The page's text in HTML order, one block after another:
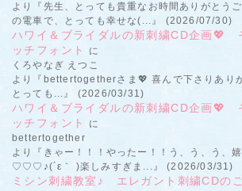
より『先生、とっても貴重なお時間ありがとう
の電車で、とっても幸せな(...』 (2026/07/30)
ハワイ＆ブライダルの新刺繍CD企画💖
ッチフォント
に
くろやなぎ えつこ
より『bettertogetherさま💖 喜んで下さりあり
とっても...』 (2026/03/31)
ハワイ＆ブライダルの新刺繍CD企画💖
ッチフォント
に
bettertogether
より『きゃー！！！やったー！！う、う、う、
♡♡♡♪(´ε｀ )楽しみすぎま...』 (2026/03/31)
ミシン刺繍教室♪ エレガント刺繍CDの